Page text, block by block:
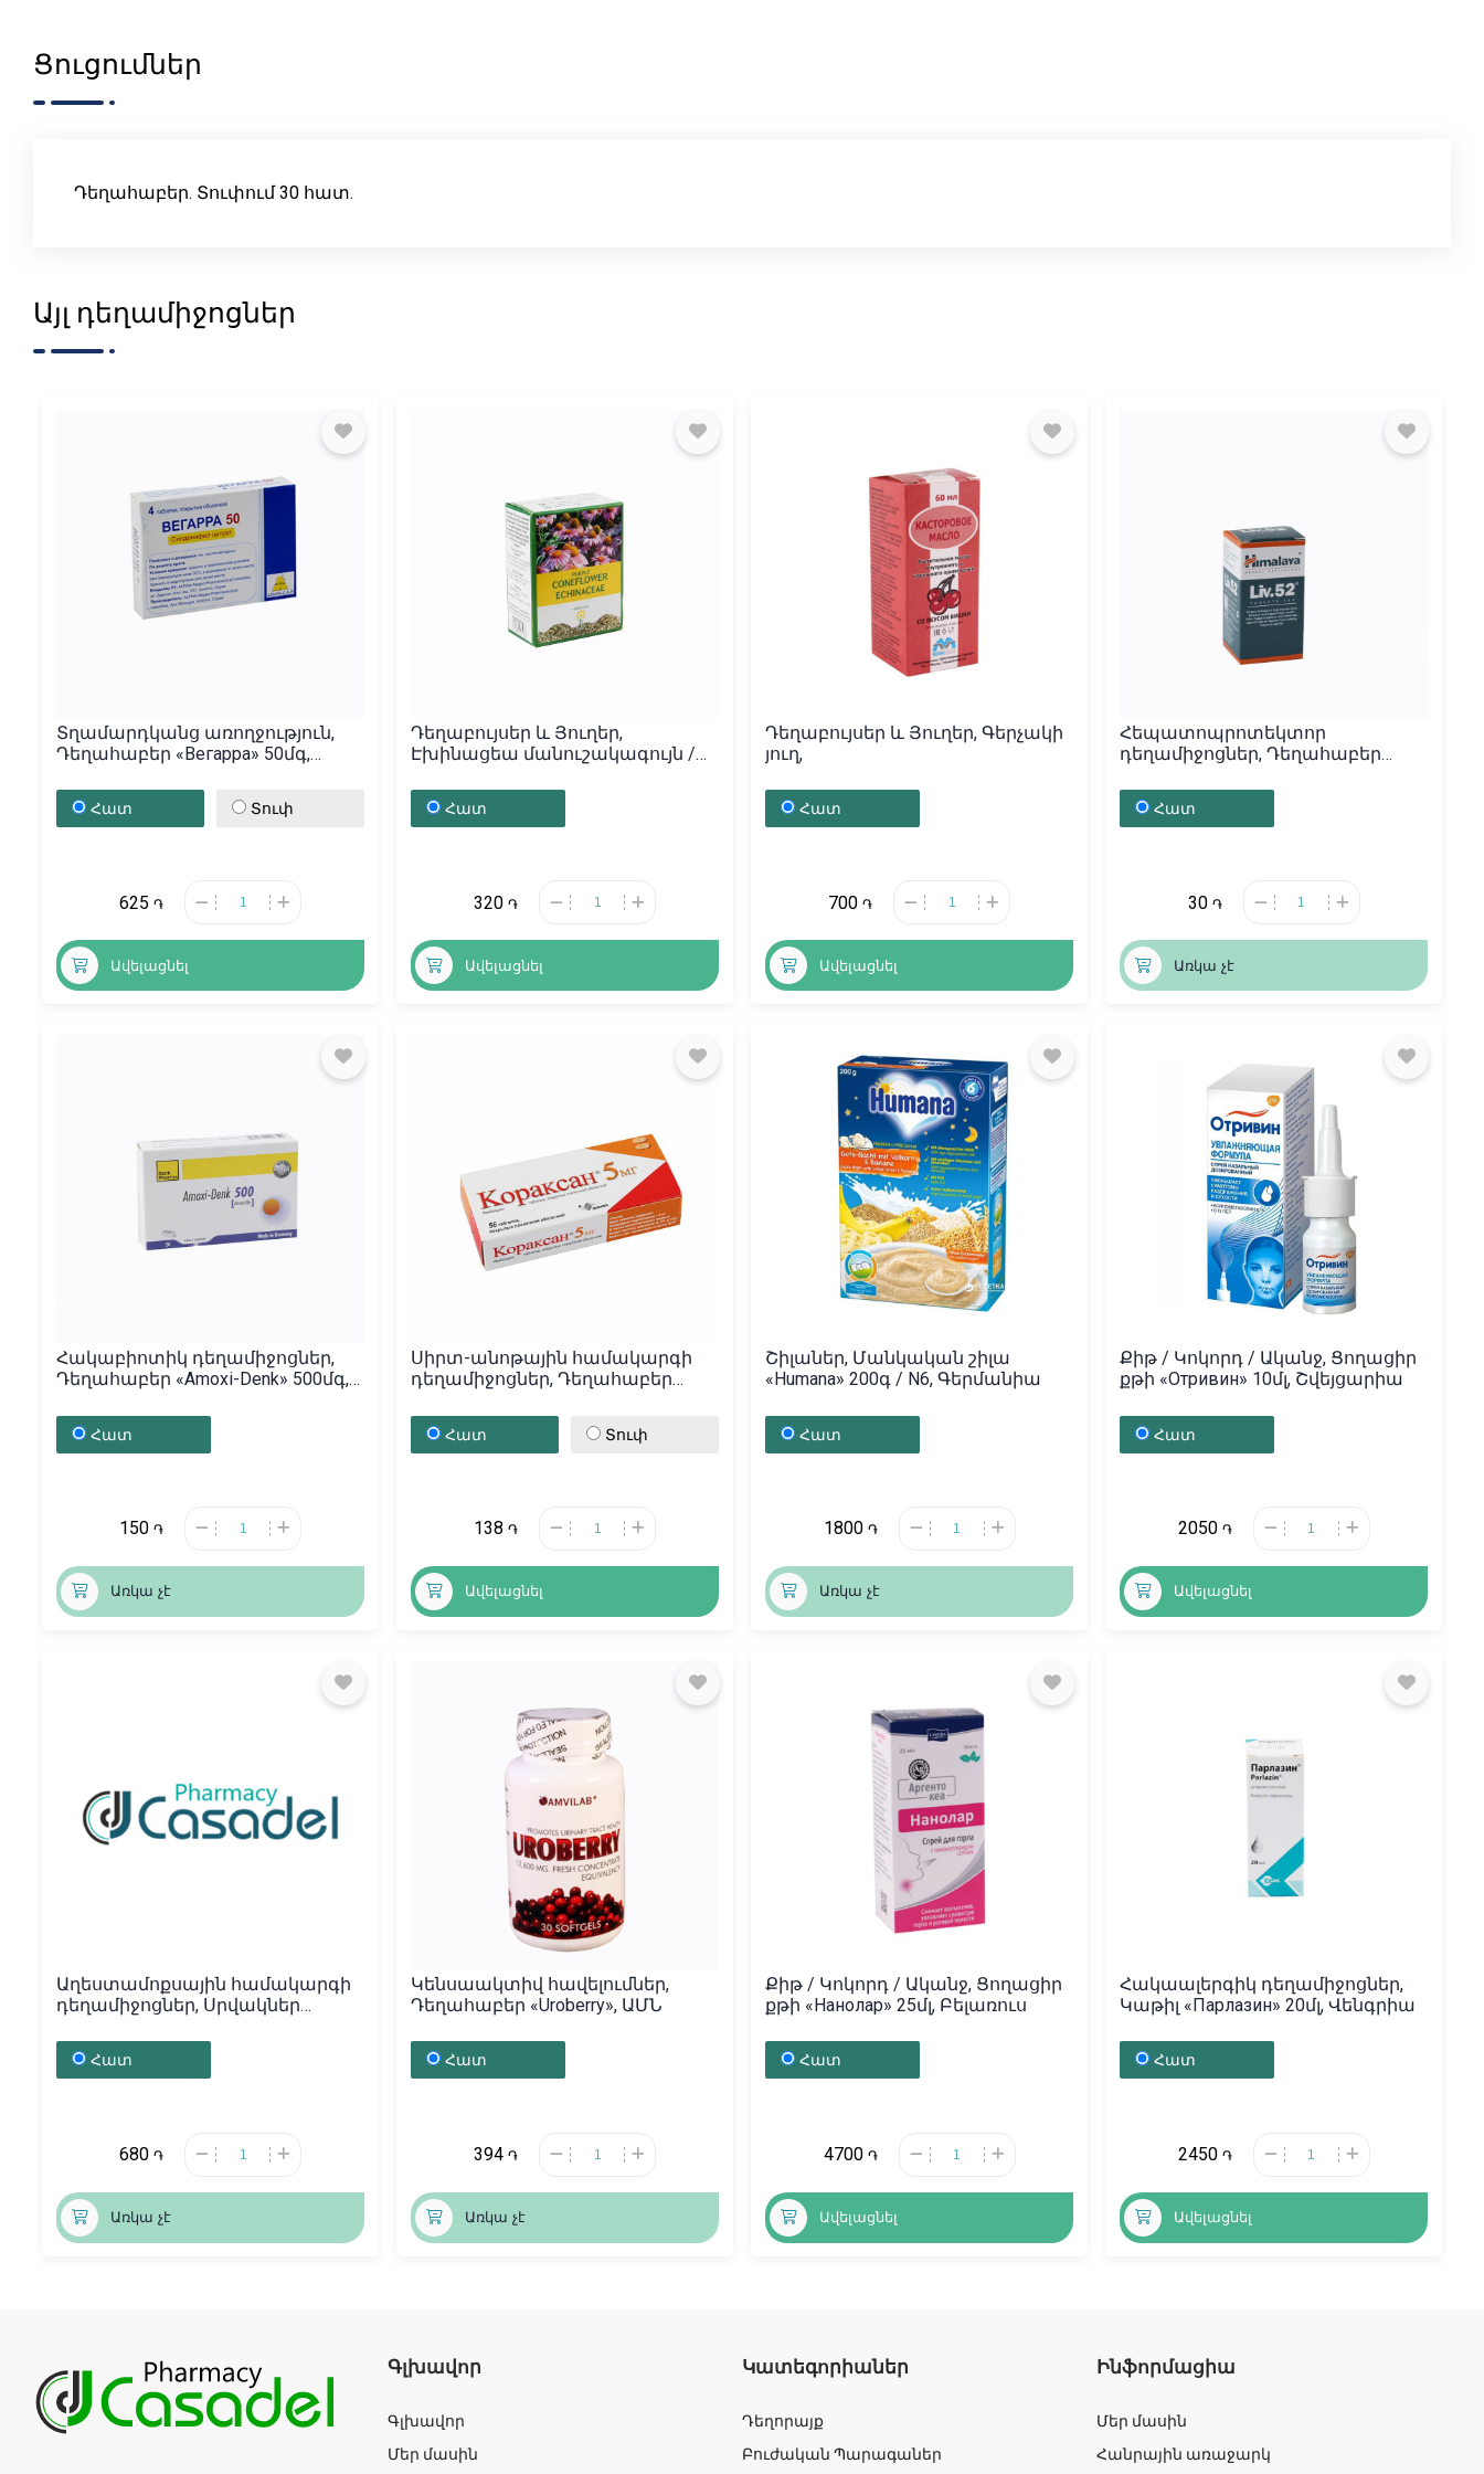
Ցուցումներ
Դեղահաբեր. Տուփում 30 հատ.
Այլ դեղամիջոցներ
Տղամարդկանց առողջություն,
Դեղահաբեր «Вегарра» 50մգ,
Հատ Տուփ
625 ֏
Ավելացնել
Դեղաբույսեր և Յուղեր,
Էխինացեա մանուշակագույն /
Հատ
320 ֏
Ավելացնել
Դեղաբույսեր և Յուղեր, Գերչակի
յուղ,
Հատ
700 ֏
Ավելացնել
Հեպատոպրոտեկտոր
դեղամիջոցներ, Դեղահաբեր
Հատ
30 ֏
Առկա չէ
Հակաբիոտիկ դեղամիջոցներ,
Դեղահաբեր «Amoxi-Denk» 500մգ,
Հատ
150 ֏
Առկա չէ
Սիրտ-անոթային համակարգի
դեղամիջոցներ, Դեղահաբեր
Հատ Տուփ
138 ֏
Ավելացնել
Շիլաներ, Մանկական շիլա
«Humana» 200գ / N6, Գերմանիա
Հատ
1800 ֏
Առկա չէ
Քիթ / Կոկորդ / Ականջ, Ցողացիր
քթի «Отривин» 10մլ, Շվեյցարիա
Հատ
2050 ֏
Ավելացնել
Աղեստամոքսային համակարգի
դեղամիջոցներ, Սրվակներ
Իտալիա
Հատ
680 ֏
Առկա չէ
Կենսաակտիվ հավելումներ,
Դեղահաբեր «Uroberry», ԱՄՆ
Հատ
394 ֏
Առկա չէ
Քիթ / Կոկորդ / Ականջ, Ցողացիր
քթի «Нанолар» 25մլ, Բելառուս
Հատ
4700 ֏
Ավելացնել
Հակաալերգիկ դեղամիջոցներ,
Կաթիլ «Парлазин» 20մլ, Վենգրիա
Հատ
2450 ֏
Ավելացնել
Գլխավոր
Գլխավոր
Մեր մասին
Կատեգորիաներ
Դեղորայք
Բուժական Պարագաներ
Ինֆորմացիա
Մեր մասին
Հանրային առաջարկ